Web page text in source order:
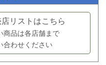
リストはこちら
商品は各店舗まで
合わせください